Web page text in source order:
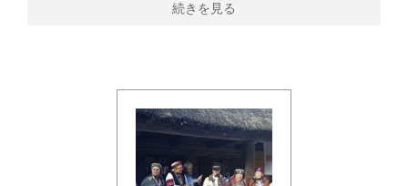
続きを見る